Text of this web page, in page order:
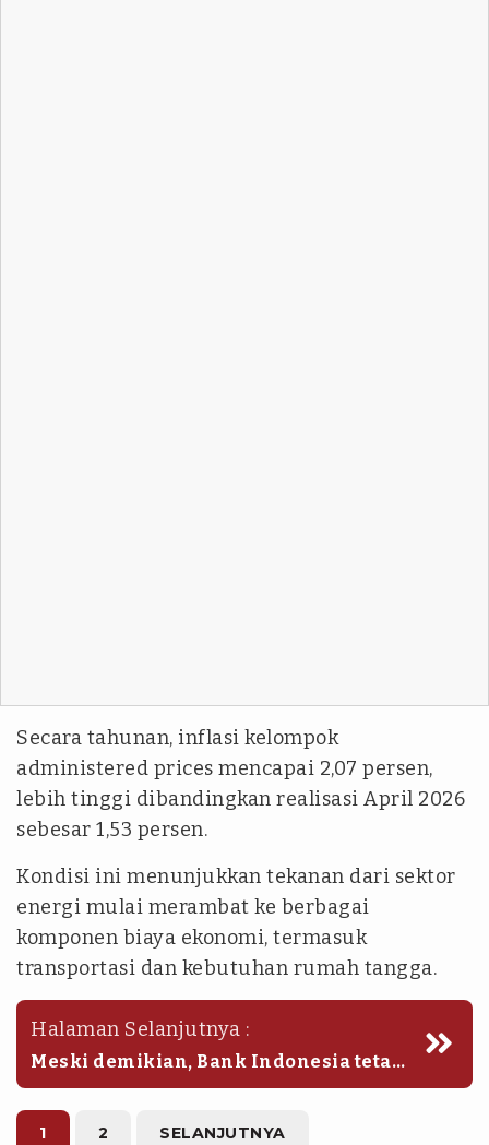
Secara tahunan, inflasi kelompok
administered prices mencapai 2,07 persen,
lebih tinggi dibandingkan realisasi April 2026
sebesar 1,53 persen.
Kondisi ini menunjukkan tekanan dari sektor
energi mulai merambat ke berbagai
komponen biaya ekonomi, termasuk
transportasi dan kebutuhan rumah tangga.
Halaman Selanjutnya :
Meski demikian, Bank Indonesia tetap
optimistis stabilitas harga dapat dijaga
hingga tahun depan. Otoritas moneter
meyakini koordinasi pengendalian
1 2 SELANJUTNYA